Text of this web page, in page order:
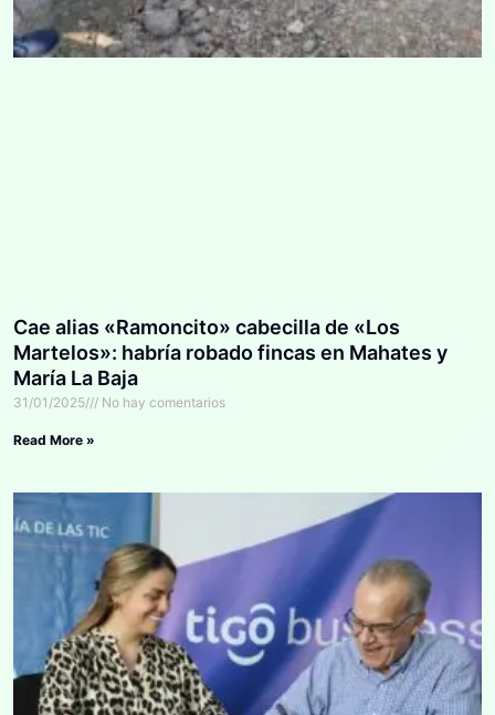
Cae alias «Ramoncito» cabecilla de «Los
Martelos»: habría robado fincas en Mahates y
María La Baja
31/01/2025 No hay comentarios
Read More »